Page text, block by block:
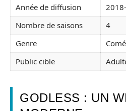
Année de diffusion
Nombre de saisons
4
Genre
Public cible
GODLESS : UN